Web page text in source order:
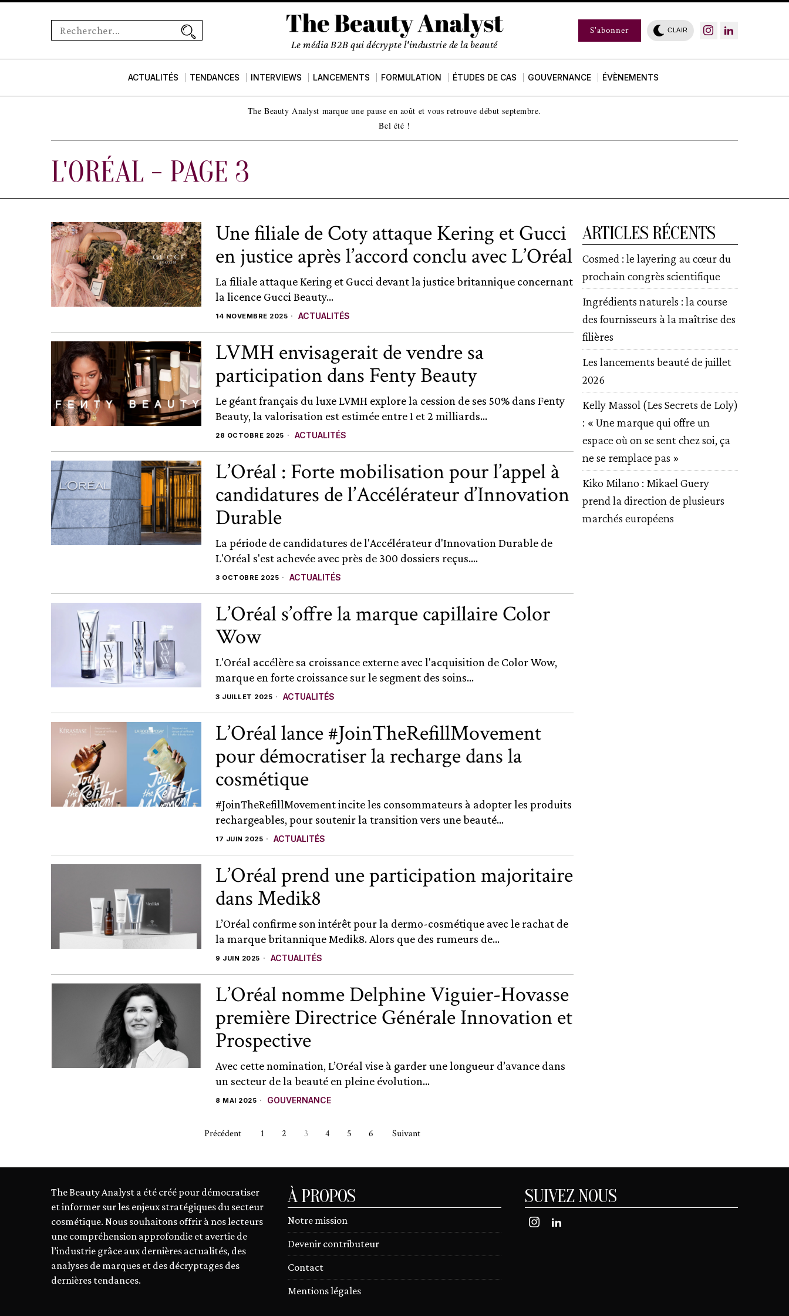
Le média B2B qui décrypte l'industrie de la beauté
S'abonner CLAIR
ACTUALITÉS TENDANCES INTERVIEWS LANCEMENTS FORMULATION ÉTUDES DE CAS GOUVERNANCE ÉVÈNEMENTS
The Beauty Analyst marque une pause en août et vous retrouve début septembre.
Bel été !
L'ORÉAL - PAGE 3
Une filiale de Coty attaque Kering et Gucci
en justice après l’accord conclu avec L’Oréal
La filiale attaque Kering et Gucci devant la justice britannique concernant
la licence Gucci Beauty...
14 NOVEMBRE 2025 ACTUALITÉS
LVMH envisagerait de vendre sa
participation dans Fenty Beauty
Le géant français du luxe LVMH explore la cession de ses 50% dans Fenty
Beauty, la valorisation est estimée entre 1 et 2 milliards...
28 OCTOBRE 2025 ACTUALITÉS
L’Oréal : Forte mobilisation pour l’appel à
candidatures de l’Accélérateur d’Innovation
Durable
La période de candidatures de l'Accélérateur d'Innovation Durable de
L'Oréal s'est achevée avec près de 300 dossiers reçus....
3 OCTOBRE 2025 ACTUALITÉS
L’Oréal s’offre la marque capillaire Color
Wow
L'Oréal accélère sa croissance externe avec l'acquisition de Color Wow,
marque en forte croissance sur le segment des soins...
3 JUILLET 2025 ACTUALITÉS
L’Oréal lance #JoinTheRefillMovement
pour démocratiser la recharge dans la
cosmétique
#JoinTheRefillMovement incite les consommateurs à adopter les produits
rechargeables, pour soutenir la transition vers une beauté...
17 JUIN 2025 ACTUALITÉS
L’Oréal prend une participation majoritaire
dans Medik8
L’Oréal confirme son intérêt pour la dermo-cosmétique avec le rachat de
la marque britannique Medik8. Alors que des rumeurs de...
9 JUIN 2025 ACTUALITÉS
L’Oréal nomme Delphine Viguier-Hovasse
première Directrice Générale Innovation et
Prospective
Avec cette nomination, L’Oréal vise à garder une longueur d’avance dans
un secteur de la beauté en pleine évolution...
8 MAI 2025 GOUVERNANCE
Précédent 1 2 3 4 5 6 Suivant
ARTICLES RÉCENTS
Cosmed : le layering au cœur du
prochain congrès scientifique
Ingrédients naturels : la course
des fournisseurs à la maîtrise des
filières
Les lancements beauté de juillet
2026
Kelly Massol (Les Secrets de Loly)
: « Une marque qui offre un
espace où on se sent chez soi, ça
ne se remplace pas »
Kiko Milano : Mikael Guery
prend la direction de plusieurs
marchés européens
The Beauty Analyst a été créé pour démocratiser
et informer sur les enjeux stratégiques du secteur
cosmétique. Nous souhaitons offrir à nos lecteurs
une compréhension approfondie et avertie de
l’industrie grâce aux dernières actualités, des
analyses de marques et des décryptages des
dernières tendances.
À PROPOS
Notre mission
Devenir contributeur
Contact
Mentions légales
SUIVEZ NOUS